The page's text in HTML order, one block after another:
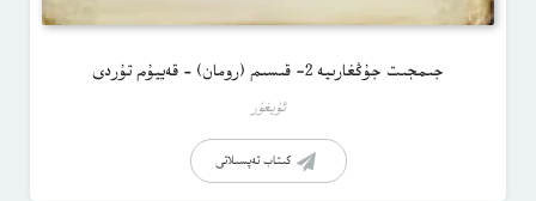
جىمجىت جۇڭغارىيە 2- قىسىم (رومان) – قەييۇم تۇردى
ئۇيغۇر
كىتاب تەپسىلاتى